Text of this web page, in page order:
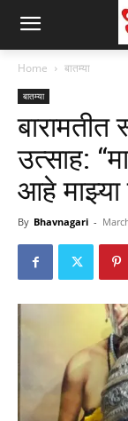
Home बातम्या
बातम्या
बारामतीत
उत्साह:
आहे माझ्या
By Bhavnagari -